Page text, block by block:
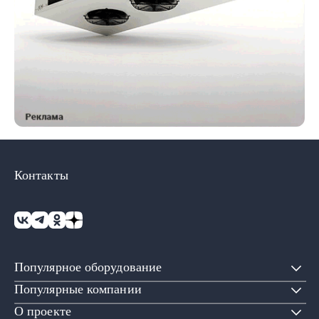
Популярное оборудование
Популярные компании
О проекте
Контакты